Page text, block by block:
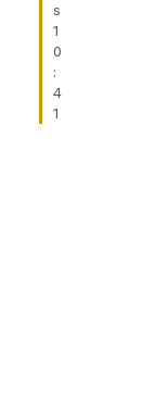
s
1
0
:
4
1